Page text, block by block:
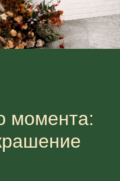
момента: